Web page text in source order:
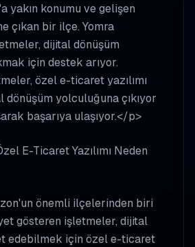
yakın konumu ve gelişen
çıkan bir ilçe. Yomra
dijital dönüşüm
için destek arıyor.
özel e-ticaret yazılımı
yolculuğuna çıkıyor
başarıya ulaşıyor.</p>
E-Ticaret Yazılımı Neden
önemli ilçelerinden biri
gösteren işletmeler, dijital
edebilmek için özel e-ticaret